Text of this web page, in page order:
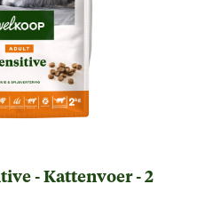
- Kattenvoer - 2